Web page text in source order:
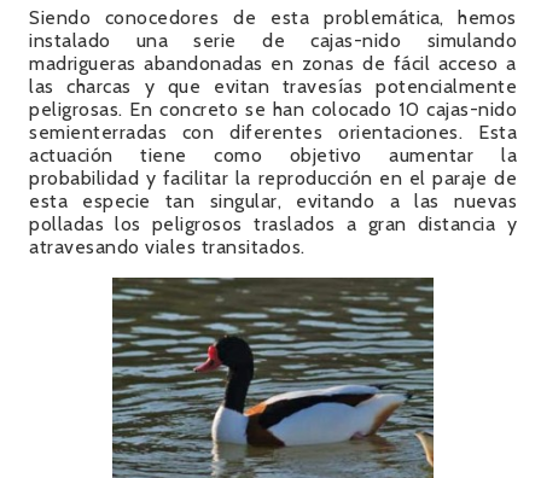
Siendo conocedores de esta problemática, hemos
instalado una serie de cajas-nido simulando
madrigueras abandonadas en zonas de fácil acceso a
las charcas y que evitan travesías potencialmente
peligrosas. En concreto se han colocado 10 cajas-nido
semienterradas con diferentes orientaciones. Esta
actuación tiene como objetivo aumentar la
probabilidad y facilitar la reproducción en el paraje de
esta especie tan singular, evitando a las nuevas
polladas los peligrosos traslados a gran distancia y
atravesando viales transitados.